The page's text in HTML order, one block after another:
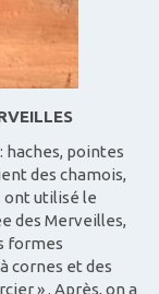
haches, pointes
des chamois,
ont utilisé le
des Merveilles,
formes
cornes et des
» . Après, on a